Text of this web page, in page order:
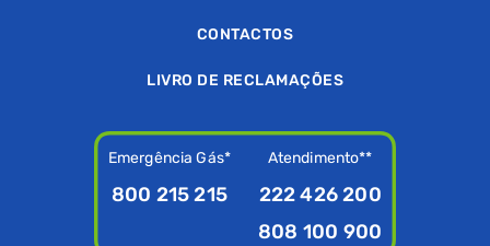
CONTACTOS
LIVRO DE RECLAMAÇÕES
Emergência Gás*
800 215 215
Atendimento**
222 426 200
808 100 900